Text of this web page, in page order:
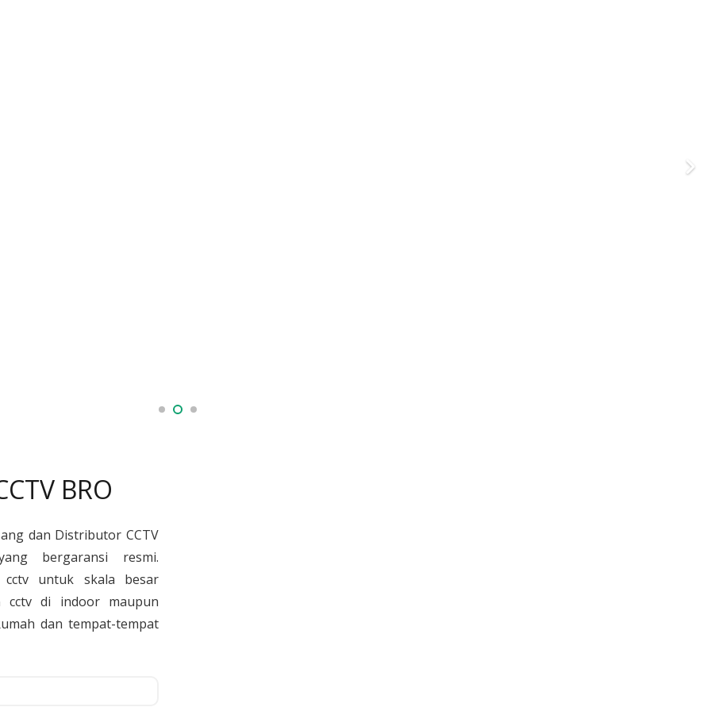
BRO
dan Distributor CCTV
bergaransi resmi.
cctv untuk skala besar
cctv di indoor maupun
dan tempat-tempat